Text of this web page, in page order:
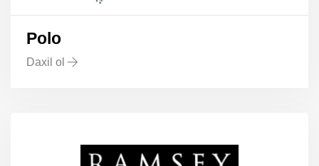
Polo
Daxil ol